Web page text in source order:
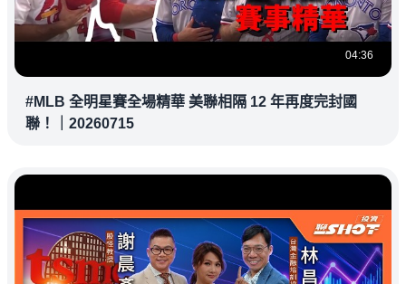
04:36
#MLB 全明星賽全場精華 美聯相隔 12 年再度完封國
聯！｜20260715